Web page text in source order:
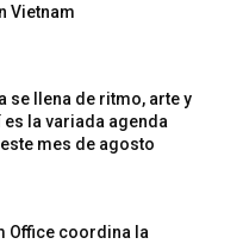
Vietnam
se llena de ritmo, arte y
la variada agenda
mes de agosto
Office coordina la